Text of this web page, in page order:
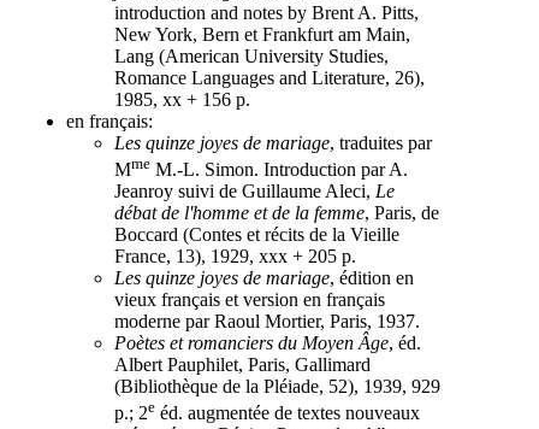
introduction and notes by Brent A. Pitts,
New York, Bern et Frankfurt am Main,
Lang (American University Studies,
Romance Languages and Literature, 26),
1985, xx + 156 p.
en français:
Les quinze joyes de mariage, traduites par
Mme M.-L. Simon. Introduction par A.
Jeanroy suivi de Guillaume Aleci, Le
débat de l'homme et de la femme, Paris, de
Boccard (Contes et récits de la Vieille
France, 13), 1929, xxx + 205 p.
Les quinze joyes de mariage, édition en
vieux français et version en français
moderne par Raoul Mortier, Paris, 1937.
Poètes et romanciers du Moyen Âge, éd.
Albert Pauphilet, Paris, Gallimard
(Bibliothèque de la Pléiade, 52), 1939, 929
p.; 2e éd. augmentée de textes nouveaux